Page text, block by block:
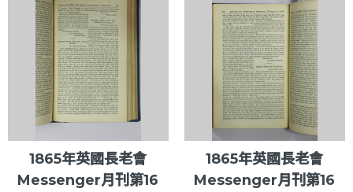
1865年英國長老會
Messenger月刊第16
1865年英國長老會
Messenger月刊第16